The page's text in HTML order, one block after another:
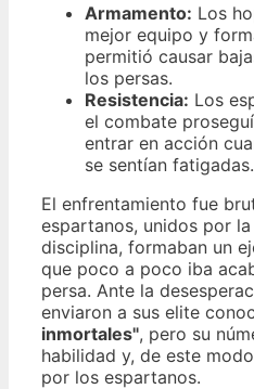
Armamento: Los
mejor equipo y
permitió causar
los persas.
Resistencia: Los
el combate
entrar en acción
se sentían fatigadas.
El enfrentamiento fue
espartanos, unidos por
disciplina, formaban un
que poco a poco iba
persa. Ante la
enviaron a sus elite
inmortales", pero su
habilidad y, de este
por los espartanos.